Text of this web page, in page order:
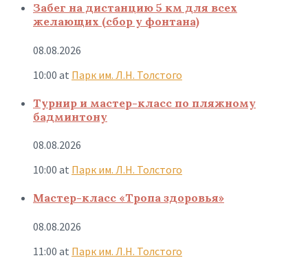
Забег на дистанцию 5 км для всех
желающих (сбор у фонтана)
08.08.2026
10:00 at Парк им. Л.Н. Толстого
Турнир и мастер-класс по пляжному
бадминтону
08.08.2026
10:00 at Парк им. Л.Н. Толстого
Мастер-класс «Тропа здоровья»
08.08.2026
11:00 at Парк им. Л.Н. Толстого